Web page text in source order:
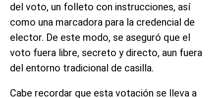
del voto, un folleto con instrucciones, así
como una marcadora para la credencial de
elector. De este modo, se aseguró que el
voto fuera libre, secreto y directo, aun fuera
del entorno tradicional de casilla.
Cabe recordar que esta votación se lleva a